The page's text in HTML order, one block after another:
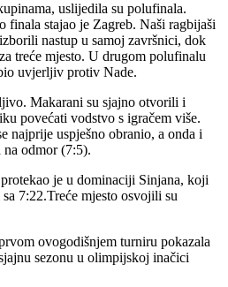
uslijedila su polufinala.
stajao je Zagreb. Naši ragbijaši
nastup u samoj završnici, dok
treće mjesto. U drugom polufinalu
uvjerljiv protiv Nade.
Makarani su sjajno otvorili i
povećati vodstvo s igračem više.
najprije uspješno obranio, a onda i
na odmor (7:5).
je u dominaciji Sinjana, koji
7:22.Treće mjesto osvojili su
ovogodišnjem turniru pokazala
sezonu u olimpijskoj inačici